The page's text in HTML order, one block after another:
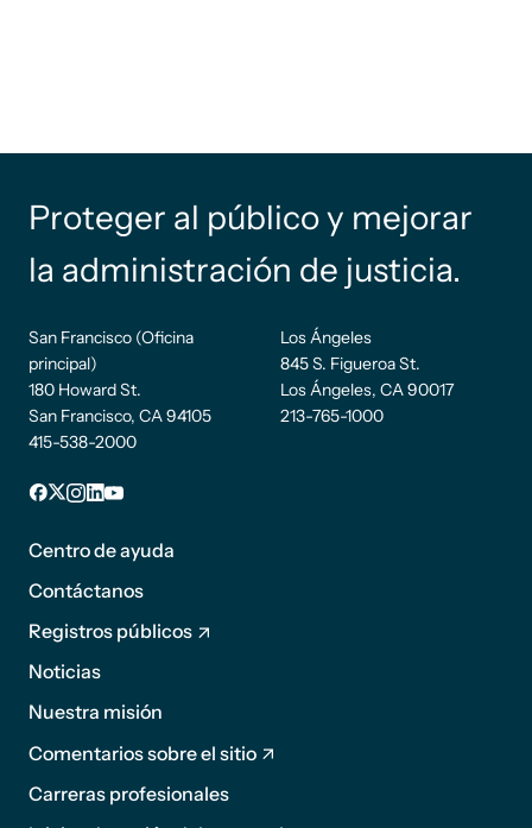
Proteger al público y mejorar
la administración de justicia.
San Francisco (Oficina
principal)
180 Howard St.
San Francisco, CA 94105
415-538-2000
Los Ángeles
845 S. Figueroa St.
Los Ángeles, CA 90017
213-765-1000
Facebook
incógnita
Instagram
LinkedIn
YouTube
Pie de
1
Centro de ayuda
Contáctanos
Registros públicos
Noticias
Nuestra misión
Pie de
2
Comentarios sobre el sitio
Carreras profesionales